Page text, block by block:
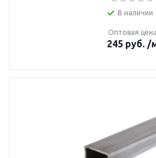
В наличии
Оптовая цена
245 руб. /